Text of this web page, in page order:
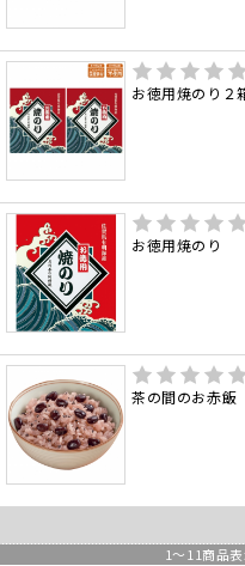
お徳用焼のり２
お徳用焼のり
茶の間のお赤飯
1～ 11商品